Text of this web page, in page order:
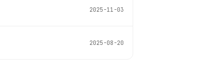
2025-11-03
2025-08-20